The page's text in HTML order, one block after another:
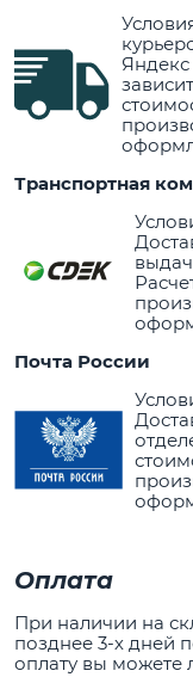
Яндекс
Транспортная
Почта России
Оплата
При наличии на
позднее 3-х дней
оплату вы